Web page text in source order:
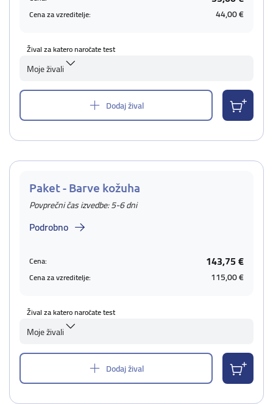
Cena za vzreditelje: 44,00 €
Žival za katero naročate test
Moje živali
Dodaj žival
Paket - Barve kožuha
Povprečni čas izvedbe: 5-6 dni
Podrobno
Cena: 143,75 €
Cena za vzreditelje: 115,00 €
Žival za katero naročate test
Moje živali
Dodaj žival